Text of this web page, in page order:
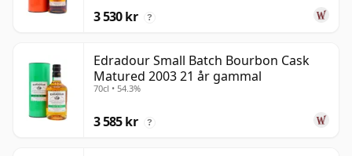
3 530 kr ?
Edradour Small Batch Bourbon Cask
Matured 2003 21 år gammal
70cl • 54.3%
3 585 kr ?